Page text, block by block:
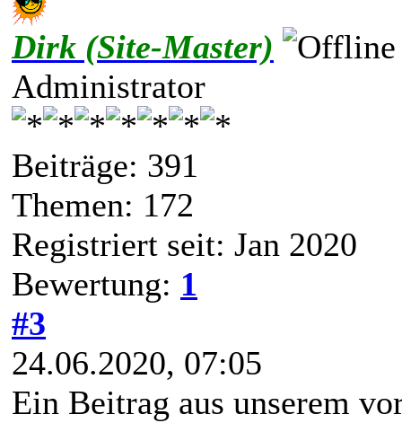
Dirk (Site-Master)
Administrator
Beiträge: 391
Themen: 172
Registriert seit: Jan 2020
Bewertung: 1
#3
24.06.2020, 07:05
Ein Beitrag aus unserem